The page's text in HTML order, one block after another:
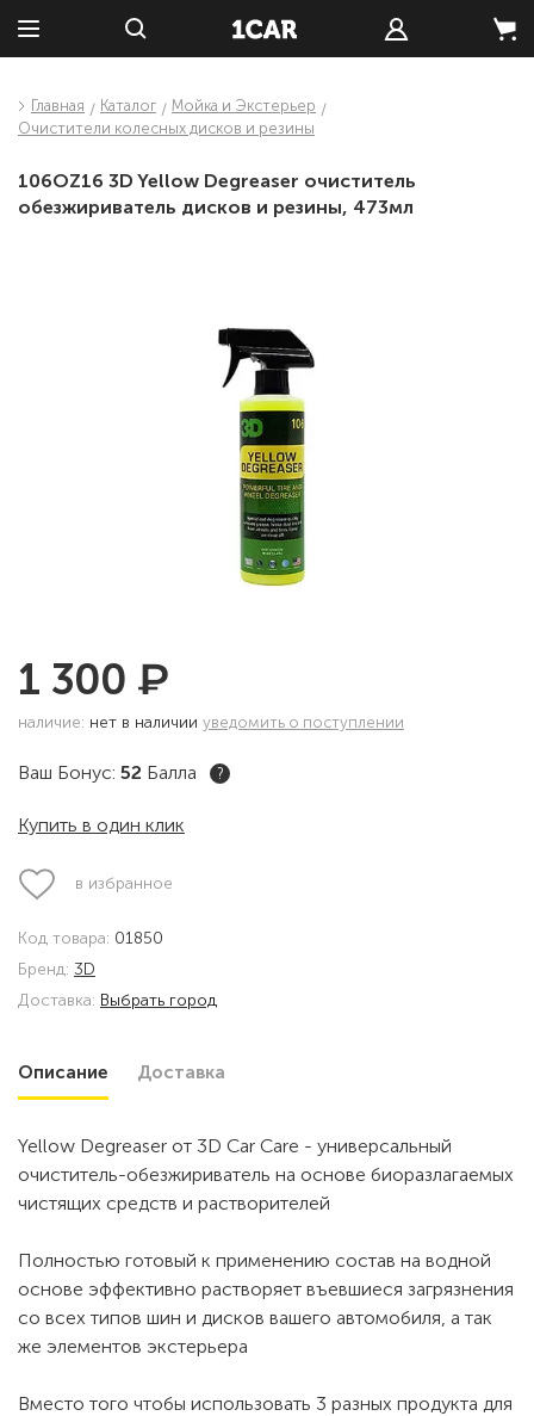
Главная Каталог
Мойка и Экстерьер
Очистители колесных дисков и резины
106OZ16 3D Yellow Degreaser очиститель
обезжириватель дисков и резины, 473мл
1 300 ₽
наличие: нет в наличии уведомить о поступлении
Ваш Бонус: 52 Балла ?
Купить в один клик
в избранное
Код товара: 01850
Бренд: 3D
Доставка: Выбрать город
Описание Доставка
Yellow Degreaser от 3D Car Care - универсальный
очиститель-обезжириватель на основе биоразлагаемых
чистящих средств и растворителей
Полностью готовый к применению состав на водной
основе эффективно растворяет въевшиеся загрязнения
со всех типов шин и дисков вашего автомобиля, а так
же элементов экстерьера
Вместо того чтобы использовать 3 разных продукта для